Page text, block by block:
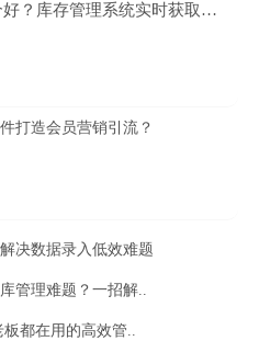
？库存管理系统实时获取商品库
打造会员营销引流？
决数据录入低效难题
管理难题？一招解..
都在用的高效管..